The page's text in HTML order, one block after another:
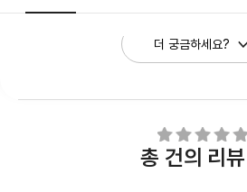
더 궁금하세요?
총 건의 리뷰